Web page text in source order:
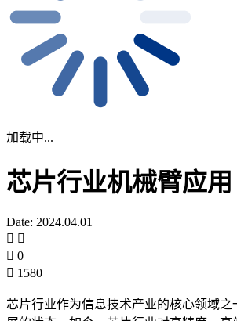
加载中...
芯片行业机械臂应用
Date: 2024.04.01
0
1580
芯片行业作为信息技术产业的核心领域之